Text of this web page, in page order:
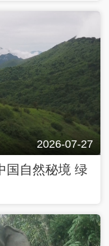
2026-07-27
国自然秘境 绿